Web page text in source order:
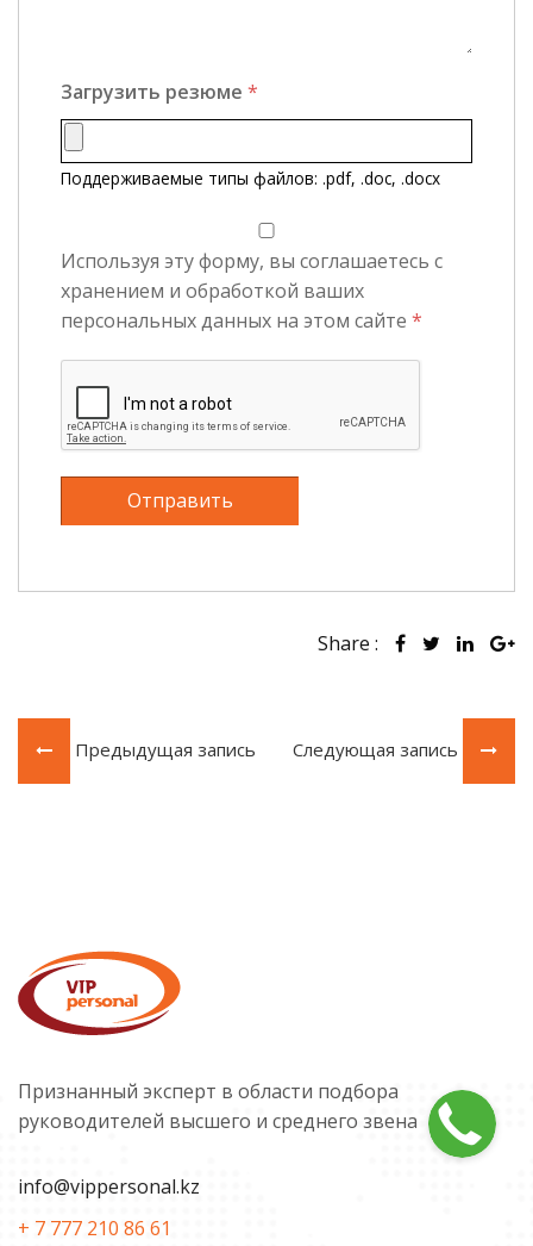
Загрузить резюме *
Поддерживаемые типы файлов: .pdf, .doc, .docx
Используя эту форму, вы соглашаетесь с
хранением и обработкой ваших
персональных данных на этом сайте *
Share :
Предыдущая запись Следующая запись
Признанный эксперт в области подбора
руководителей высшего и среднего звена
info@vippersonal.kz
+ 7 777 210 86 61